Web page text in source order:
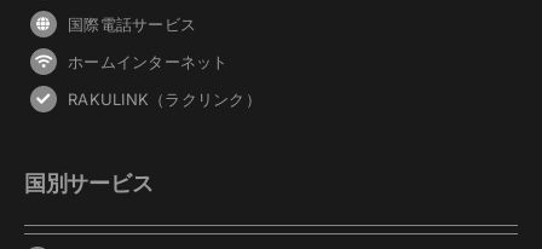
国際電話サービス
ホームインターネット
RAKULINK（ラクリンク）
国別サービス